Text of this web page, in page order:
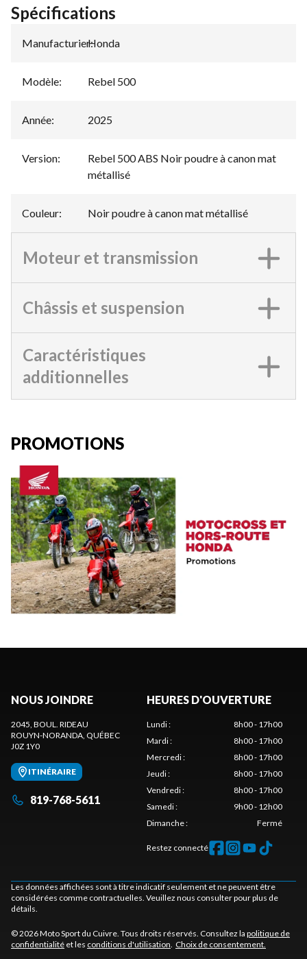
Spécifications
Manufacturier:
Honda
Modèle: Rebel 500
Année: 2025
Version:
Rebel 500 ABS Noir poudre à canon mat
métallisé
Couleur: Noir poudre à canon mat métallisé
Moteur et transmission
Châssis et suspension
Caractéristiques
additionnelles
PROMOTIONS
NOUS JOINDRE
2045, BOUL. RIDEAU
ROUYN-NORANDA, QUÉBEC
J0Z 1Y0
ITINÉRAIRE
819-768-5611
HEURES D'OUVERTURE
Lundi:
8h00 - 17h00
Mardi:
8h00 - 17h00
Mercredi:
8h00 - 17h00
Jeudi:
8h00 - 17h00
Vendredi:
8h00 - 17h00
Samedi:
9h00 - 12h00
Dimanche: Fermé
Restez connecté
Les données affichées sont à titre indicatif seulement et ne peuvent être
considérées comme contractuelles. Veuillez nous consulter pour plus de
détails.
© 2026 Moto Sport du Cuivre. Tous droits réservés. Consultez la politique de
confidentialité et les conditions d'utilisation. Choix de consentement.